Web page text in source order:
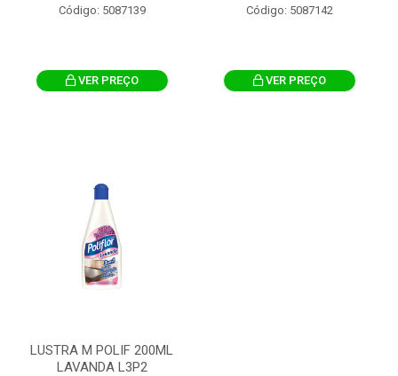
Código: 5087139
VER PREÇO
Código: 5087142
VER PREÇO
LUSTRA M POLIF 200ML
LAVANDA L3P2